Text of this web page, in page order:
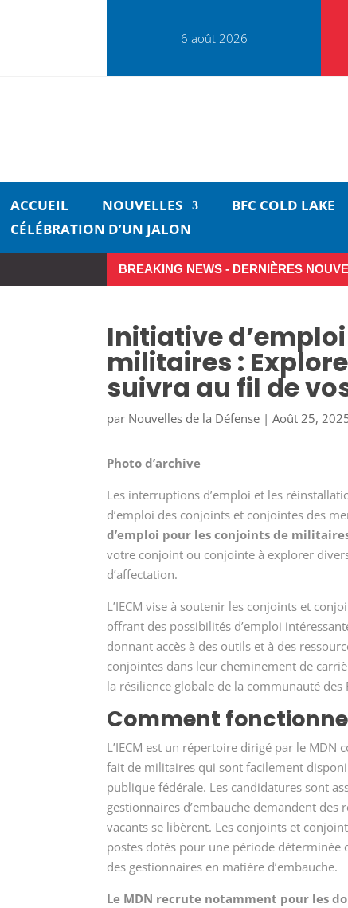
6 août 2026
ACCUEIL NOUVELLES BFC COLD LAKE
CÉLÉBRATION D’UN JALON
BREAKING NEWS - DERNIÈRES
Initiative
militaires :
suivra au fil de
par Nouvelles de la Défense |Août 25,
Photo d’archive
Les interruptions d’emploi et les
d’emploi des conjoints et conjointes des
d’emploi pour les conjoints de
votre conjoint ou conjointe à explorer
d’affectation.
L’IECM vise à soutenir les conjoints et
offrant des possibilités d’emploi
donnant accès à des outils et à des
conjointes dans leur cheminement de
la résilience globale de la communauté des
Comment fonctionne
L’IECM est un répertoire dirigé par le
fait de militaires qui sont facilement
publique fédérale. Les candidatures sont
gestionnaires d’embauche demandent
vacants se libèrent. Les conjoints et
postes dotés pour une période déterminée
des gestionnaires en matière d’embauche.
Le MDN recrute notamment pour les